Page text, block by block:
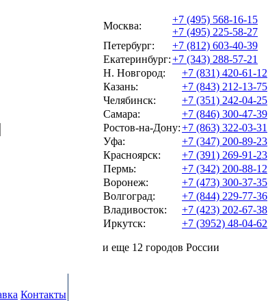
Москва:
+7 (495) 568-16-15
+7 (495) 225-58-27
Петербург:
+7 (812) 603-40-39
Екатеринбург:+7 (343) 288-57-21
Н. Новгород:
+7 (831) 420-61-12
Казань:
+7 (843) 212-13-75
Челябинск:
+7 (351) 242-04-25
Самара:
+7 (846) 300-47-39
Ростов-на-Дону:+7 (863) 322-03-31
Уфа:
+7 (347) 200-89-23
Красноярск:
+7 (391) 269-91-23
Пермь:
+7 (342) 200-88-12
Воронеж:
+7 (473) 300-37-35
Волгоград:
+7 (844) 229-77-36
Владивосток:
+7 (423) 202-67-38
Иркутск:
+7 (3952) 48-04-62
и еще 12 городов России
Контакты